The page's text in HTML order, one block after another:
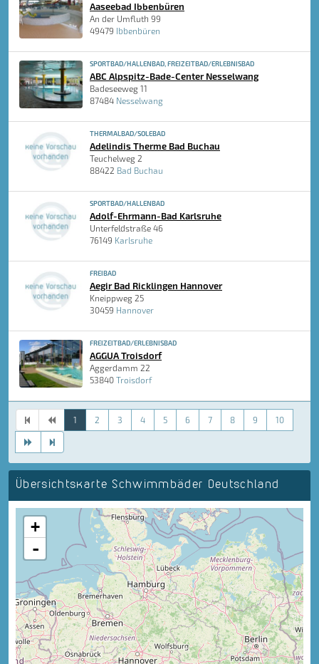
Aaseebad Ibbenbüren
An der Umfluth 99
49479 Ibbenbüren
SPORTBAD/HALLENBAD, FREIZEITBAD/ERLEBNISBAD
ABC Alpspitz-Bade-Center Nesselwang
Badeseeweg 11
87484 Nesselwang
THERMALBAD/SOLEBAD
Adelindis Therme Bad Buchau
Teuchelweg 2
88422 Bad Buchau
SPORTBAD/HALLENBAD
Adolf-Ehrmann-Bad Karlsruhe
Unterfeldstraße 46
76149 Karlsruhe
FREIBAD
Aegir Bad Ricklingen Hannover
Kneippweg 25
30459 Hannover
FREIZEITBAD/ERLEBNISBAD
AGGUA Troisdorf
Aggerdamm 22
53840 Troisdorf
1 2 3 4 5 6 7 8 9 10
Übersichtskarte Schwimmbäder Deutschland
+
-